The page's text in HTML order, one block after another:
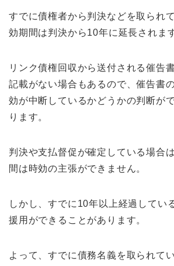
すでに債権者から判決などを取られ
効期間は判決から10年に延長されま
リンク債権回収から送付される催告
記載がない場合もあるので、催告書
効が中断しているかどうかの判断が
ります。
判決や支払督促が確定している場合
間は時効の主張ができません。
しかし、すでに10年以上経過してい
援用ができることがあります。
よって、すでに債務名義を取られて